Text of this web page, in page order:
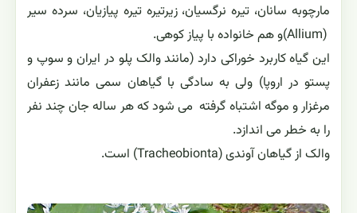
مارچوبه سانان، تیره نرگسیان، زیرتیره تیره پیازیان، سرده سیر
(Allium)و هم خانواده با پیاز کوهی.
این گیاه کاربرد خوراکی دارد (مانند والک پلو در ایران و سوپ و
پستو در اروپا) ولی به سادگی با گیاهان سمی مانند زعفران
مرغزار و موگه اشتباه گرفته می شود که هر ساله جان چند نفر
را به خطر می اندازد.
والک از گیاهان آوندی (Tracheobionta) است.